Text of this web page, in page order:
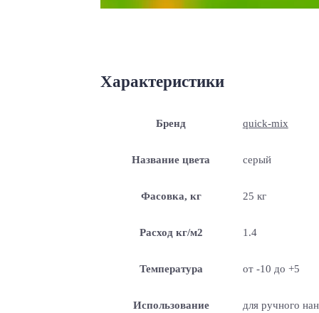
Характеристики
Бренд quick-mix
Название цвета серый
Фасовка, кг 25 кг
Расход кг/м2 1.4
Температура от -10 до +5
Использование для ручного